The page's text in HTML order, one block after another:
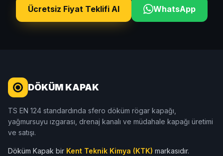
Ücretsiz Fiyat Teklifi Al WhatsApp
DÖKÜM KAPAK
TS EN 124 standardında sfero döküm rögar kapağı,
yağmursuyu ızgarası, drenaj kanalı ve müdahale kapağı üretimi
ve satışı.
Döküm Kapak bir Kent Teknik Kimya (KTK) markasıdır.